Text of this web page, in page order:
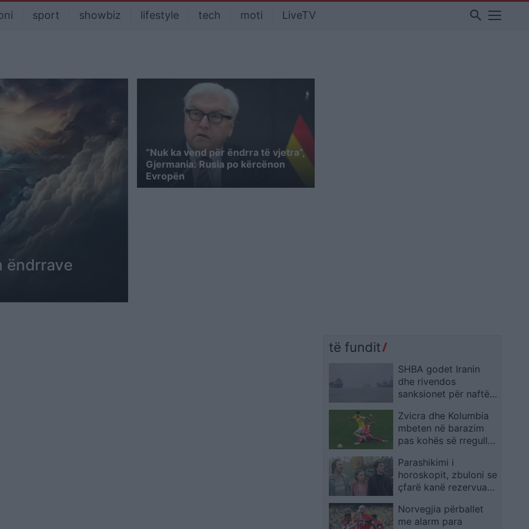
sport showbiz lifestyle tech moti LiveTV search
ëndrrave
“Nuk ka vend për ëndrra të vjetra”,
Gjermania: Rusia po kërcënon
Evropën
të fundit
SHBA godet Iranin
dhe rivendos
sanksionet për naftën
anijeve tregtare
Zvicra dhe Kolumbia
mbeten në barazim
pas kohës së rregullt,
vendoset në
vazhdime
Parashikimi i
horoskopit, zbuloni se
çfarë kanë rezervuar
Norvegjia përballet
me alarm para